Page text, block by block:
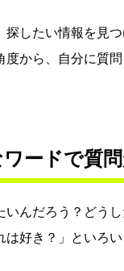
探したい情報を見
度から、自分に質
ードで質
いんだろう？どう
は好き？」といろ